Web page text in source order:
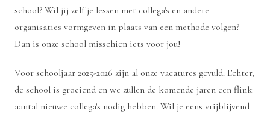
school? Wil jij zelf je lessen met collega's en andere
organisaties vormgeven in plaats van een methode volgen?
Dan is onze school misschien iets voor jou!
Voor schooljaar 2025-2026 zijn al onze vacatures gevuld. Echter,
de school is groeiend en we zullen de komende jaren een flink
aantal nieuwe collega's nodig hebben. Wil je eens vrijblijvend